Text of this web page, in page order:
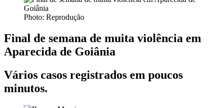
Photo: Reprodução
Final de semana de muita violência em
Aparecida de Goiânia
Vários casos registrados em poucos
minutos.